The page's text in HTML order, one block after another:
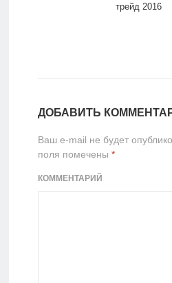
трейд 2016
ДОБАВИТЬ
Ваш e-mail не будет
поля помечены *
КОММЕНТАРИЙ